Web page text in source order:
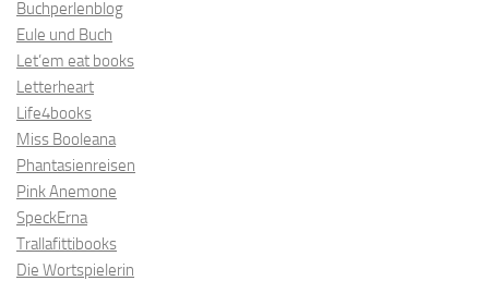
Buchperlenblog
Eule und Buch
Let’em eat books
Letterheart
Life4books
Miss Booleana
Phantasienreisen
Pink Anemone
SpeckErna
Trallafittibooks
Die Wortspielerin